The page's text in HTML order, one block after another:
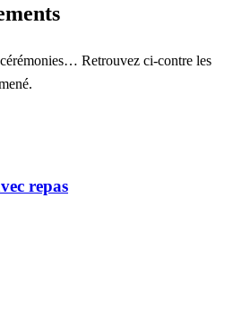
Retrouvez ci-contre les
repas